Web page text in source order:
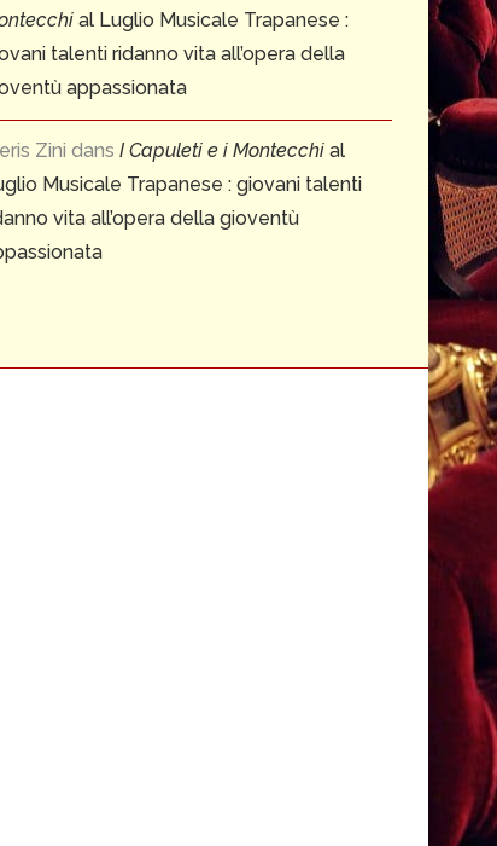
100 ans aujourd’hui : HANS
WERNER HENZE
1 juillet 2026
In memoriam – MIGNON
grande mezzo-
30 juin 2026
al Luglio Musicale Trapanese :
talenti ridanno vita all’opera della
appassionata
Zini dans I Capuleti e i Montecchi al
Musicale Trapanese : giovani talenti
vita all’opera della gioventù